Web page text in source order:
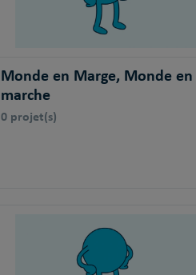
Monde en Marge, Monde en
marche
0 projet(s)